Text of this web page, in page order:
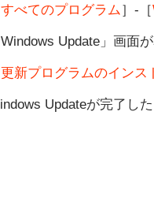
すべてのプログラム ］-［
Update」画面
更新プログラムのインス
Updateが完了し